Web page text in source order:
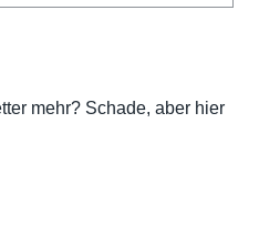
mehr? Schade, aber hier